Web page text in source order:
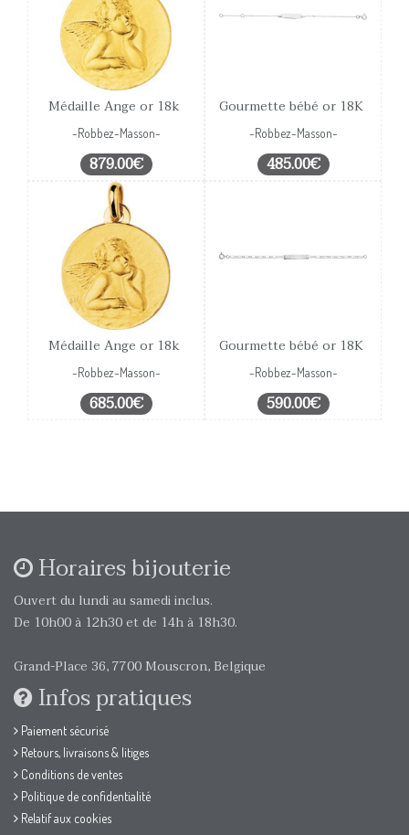
Médaille Ange or 18k
-Robbez-Masson-
879.00€
Gourmette bébé or 18K
-Robbez-Masson-
485.00€
Médaille Ange or 18k
-Robbez-Masson-
685.00€
Gourmette bébé or 18K
-Robbez-Masson-
590.00€
Horaires bijouterie
Ouvert du lundi au samedi inclus.
De 10h00 à 12h30 et de 14h à 18h30.
Grand-Place 36, 7700 Mouscron, Belgique
Infos pratiques
Paiement sécurisé
Retours, livraisons & litiges
Conditions de ventes
Politique de confidentialité
Relatif aux cookies